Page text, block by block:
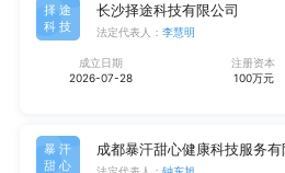
择途
科技
长沙择途科技有限公司
法定代表人： 李慧明
成立日期
2026-07-28
注册资本
100万元
暴汗
甜心
成都暴汗甜心健康科技服务有